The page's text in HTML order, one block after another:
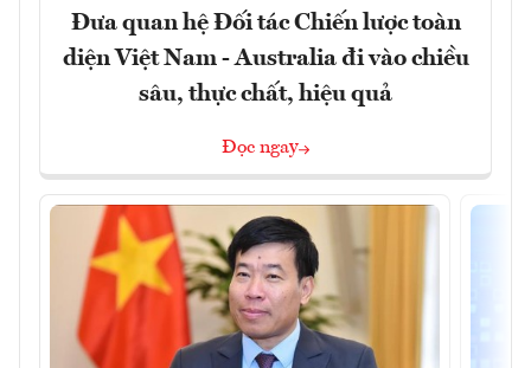
Đưa quan hệ Đối tác Chiến lược toàn
diện Việt Nam - Australia đi vào chiều
sâu, thực chất, hiệu quả
Đọc ngay